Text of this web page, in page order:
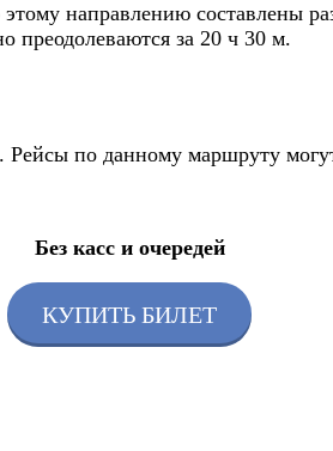
направлению составлены
преодолеваются за 20 ч 30 м.
Рейсы по данному маршруту
Без касс и очередей
КУПИТЬ БИЛЕТ